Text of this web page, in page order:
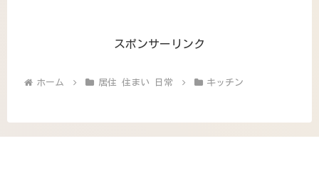
スポンサーリンク
ホーム 居住 住まい 日常 キッチン